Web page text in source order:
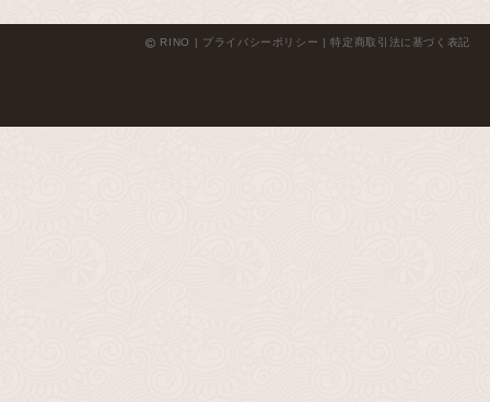
RINO | プライバシーポリシー |特定商取引法に基づく表記